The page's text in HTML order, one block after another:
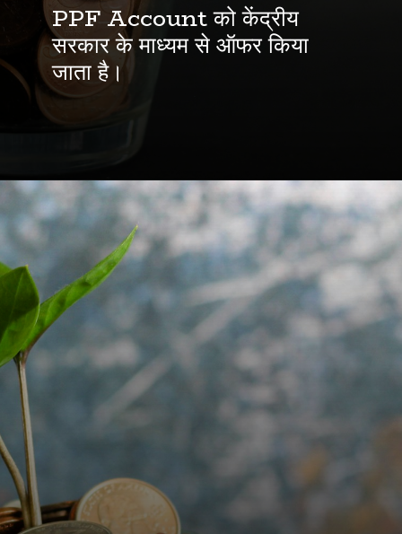
PPF Account को केंद्रीय
सरकार के माध्यम से ऑफर किया
जाता है।